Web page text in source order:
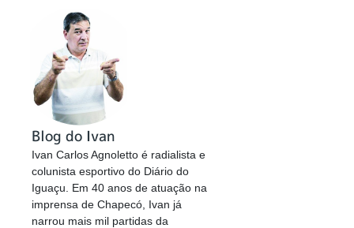
Blog do Ivan
Ivan Carlos Agnoletto é radialista e
colunista esportivo do Diário do
Iguaçu. Em 40 anos de atuação na
imprensa de Chapecó, Ivan já
narrou mais mil partidas da